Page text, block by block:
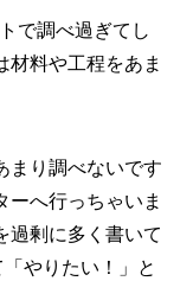
で調べ過ぎてし
材料や工程をあま
り調べないです
ーへ行っちゃいま
過剰に多く書いて
やりたい！」と